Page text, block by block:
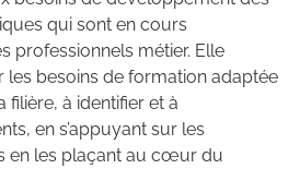
qui sont en cours
professionnels métier. Elle
les besoins de formation adaptée
filière, à identifier et à
en s’appuyant sur les
en les plaçant au cœur du